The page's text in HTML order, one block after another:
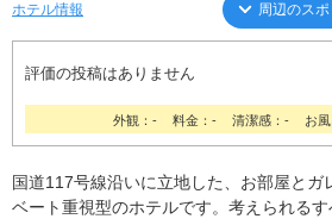
ホテル情報
周辺のス
評価の投稿はありません
外観：- 料金：- 清潔感：- お
国道117号線沿いに立地した、お部屋とガ
ベート重視型のホテルです。考えられるす